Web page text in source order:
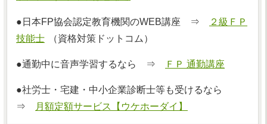
●日本FP協会認定教育機関のWEB講座 ⇒
２級ＦＰ
技能士
（資格対策ドットコム）
●通勤中に音声学習するなら ⇒ ＦＰ 通勤講座
●社労士・宅建・中小企業診断士等も受けるなら
⇒
月額定額サービス【ウケホーダイ】